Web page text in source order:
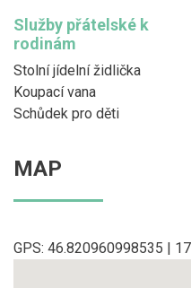
Služby přátelské k
rodinám
Stolní jídelní židlička
Koupací vana
Schůdek pro děti
MAP
GPS: 46.820960998535 |